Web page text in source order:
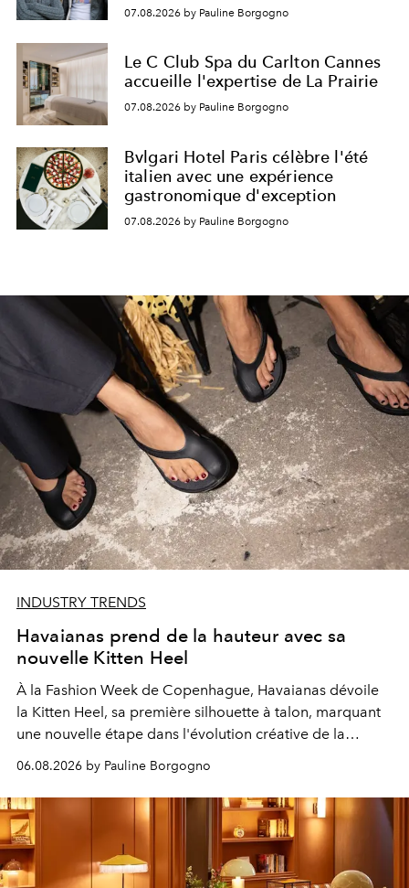
07.08.2026 by Pauline Borgogno
Le C Club Spa du Carlton Cannes
accueille l'expertise de La Prairie
07.08.2026 by Pauline Borgogno
Bvlgari Hotel Paris célèbre l'été
italien avec une expérience
gastronomique d'exception
07.08.2026 by Pauline Borgogno
INDUSTRY TRENDS
Havaianas prend de la hauteur avec sa
nouvelle Kitten Heel
À la Fashion Week de Copenhague, Havaianas dévoile
la Kitten Heel, sa première silhouette à talon, marquant
une nouvelle étape dans l'évolution créative de la
06.08.2026 by Pauline Borgogno